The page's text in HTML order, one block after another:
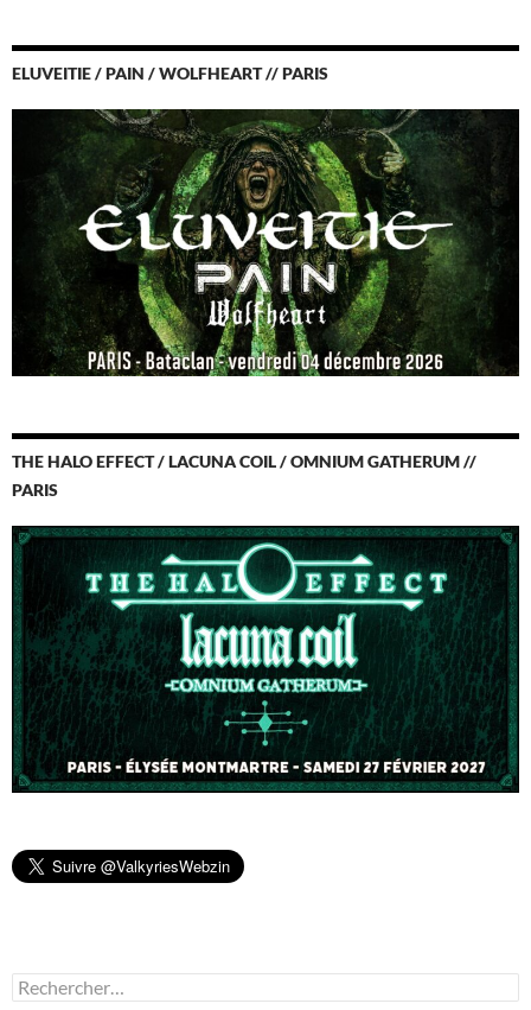
ELUVEITIE / PAIN / WOLFHEART // PARIS
THE HALO EFFECT / LACUNA COIL / OMNIUM GATHERUM //
PARIS
Rechercher :